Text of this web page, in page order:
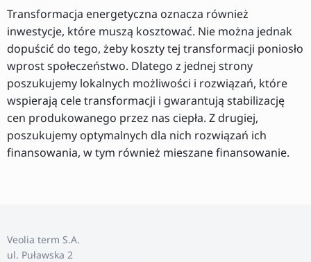
Transformacja energetyczna oznacza również
inwestycje, które muszą kosztować. Nie można jednak
dopuścić do tego, żeby koszty tej transformacji poniosło
wprost społeczeństwo. Dlatego z jednej strony
poszukujemy lokalnych możliwości i rozwiązań, które
wspierają cele transformacji i gwarantują stabilizację
cen produkowanego przez nas ciepła. Z drugiej,
poszukujemy optymalnych dla nich rozwiązań ich
finansowania, w tym również mieszane finansowanie.
Veolia term S.A.
ul. Puławska 2